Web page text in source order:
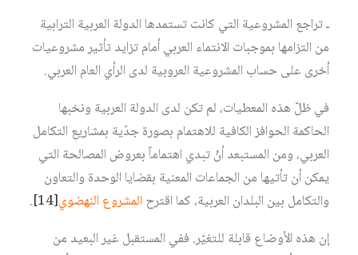
ـ تراجع المشروعية التي كانت تستمدها الدولة العربية الترابية
من التزامها بموجبات الانتماء العربي أمام تزايد تأثير مشروعيات
أخرى على حساب المشروعية العروبية لدى الرأي العام العربي.
في ظلّ هذه المعطيات، لم تكن لدى الدولة العربية ونخبها
الحاكمة الحوافز الكافية للاهتمام بصورة جدّية بمشاريع التكامل
العربي، ومن المستبعد أنْ تبدي اهتماماً بعروض المصالحة التي
يمكن أن تأتيها من الجماعات المعنية بقضايا الوحدة والتعاون
والتكامل بين البلدان العربية، كما اقترحالمشروع النهضوي[14]
.
إن هذه الأوضاع قابلة للتغيّر. ففي المستقبل غير البعيد من